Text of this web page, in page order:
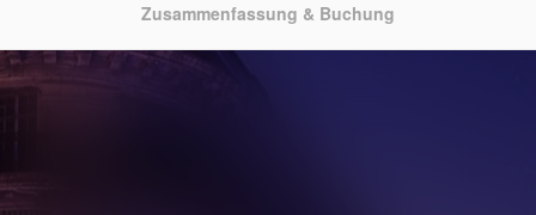
Zusammenfassung & Buchung